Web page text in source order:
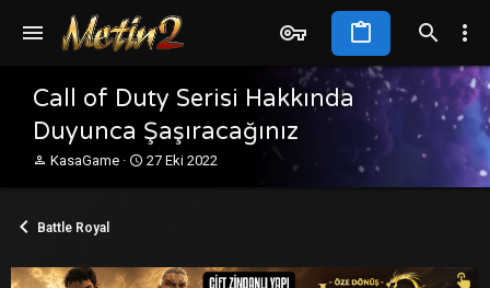
Call of Duty Serisi Hakkında
Duyunca Şaşıracağınız
K
b
u
KasaGame
B
g
27 Eki 2022
Battle Royal